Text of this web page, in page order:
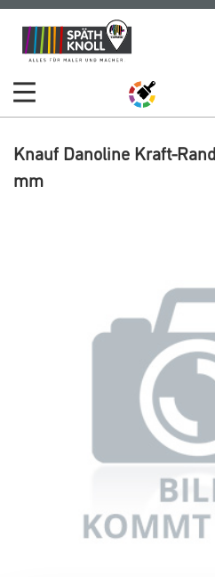
Zum
Inhalt
Zum
Navigationsmenü
Knauf Danoline Kraft-
mm